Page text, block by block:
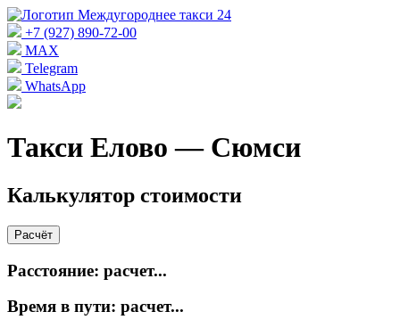
+7 (927) 890-72-00
MAX
Telegram
WhatsApp
Такси Елово — Сюмси
Калькулятор стоимости
Расчёт
Расстояние: расчет...
Время в пути: расчет...